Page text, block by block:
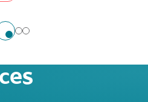
Aller à l'élément 1
Aller à l'élément 2
Aller à l'élément 3